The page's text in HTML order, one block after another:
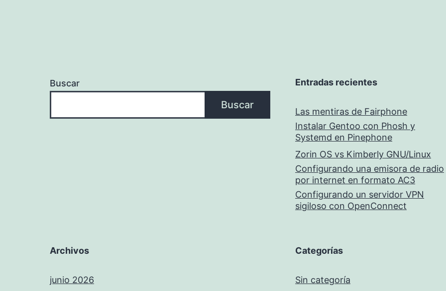
Buscar
Buscar
Entradas recientes
Las mentiras de Fairphone
Instalar Gentoo con Phosh y
Systemd en Pinephone
Zorin OS vs Kimberly GNU/Linux
Configurando una emisora de radio
por internet en formato AC3
Configurando un servidor VPN
sigiloso con OpenConnect
Archivos
junio 2026
Categorías
Sin categoría